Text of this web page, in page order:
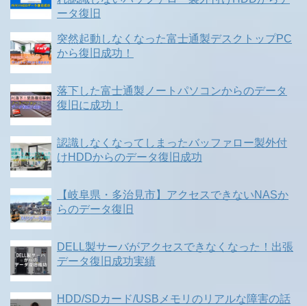
ータ復旧
突然起動しなくなった富士通製デスクトップPC
から復旧成功！
落下した富士通製ノートパソコンからのデータ
復旧に成功！
認識しなくなってしまったバッファロー製外付
けHDDからのデータ復旧成功
【岐阜県・多治見市】アクセスできないNASか
らのデータ復旧
DELL製サーバがアクセスできなくなった！出張
データ復旧成功実績
HDD/SDカード/USBメモリのリアルな障害の話